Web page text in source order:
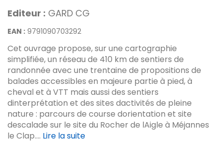
Editeur : GARD CG
EAN : 9791090703292
Cet ouvrage propose, sur une cartographie
simplifiée, un réseau de 410 km de sentiers de
randonnée avec une trentaine de propositions de
balades accessibles en majeure partie à pied, à
cheval et à VTT mais aussi des sentiers
dinterprétation et des sites dactivités de pleine
nature : parcours de course dorientation et site
descalade sur le site du Rocher de lAigle à Méjannes
le Clap.... Lire la suite